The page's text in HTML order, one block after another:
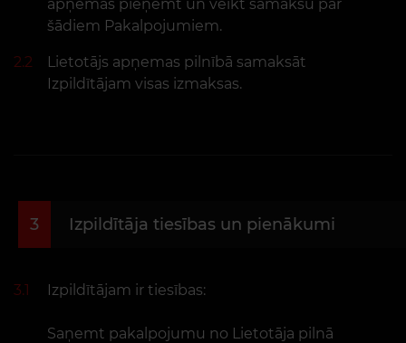
apņemas pieņemt un veikt samaksu par
šādiem Pakalpojumiem.
2.2
Lietotājs apņemas pilnībā samaksāt
Izpildītājam visas izmaksas.
3 Izpildītāja tiesības un pienākumi
3.1 Izpildītājam ir tiesības:
Saņemt pakalpojumu no Lietotāja pilnā